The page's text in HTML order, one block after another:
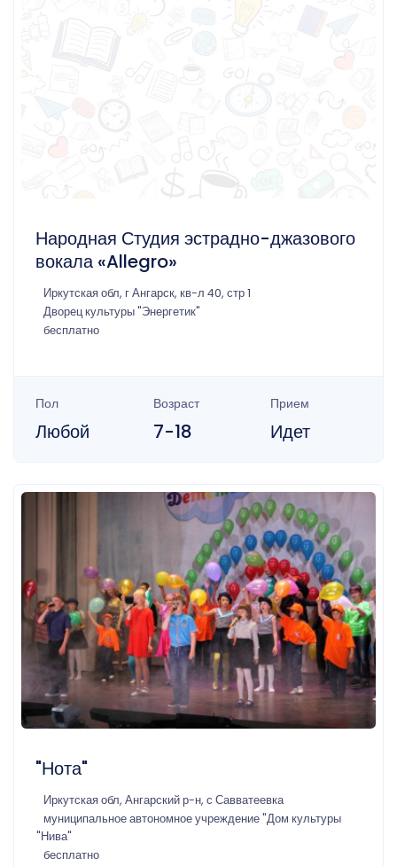
Народная Студия эстрадно-джазового
вокала «Allegro»
Иркутская обл, г Ангарск, кв-л 40, стр 1
Дворец культуры "Энергетик"
бесплатно
Пол
Любой
Возраст
7-18
Прием
Идет
"Нота"
Иркутская обл, Ангарский р-н, с Савватеевка
муниципальное автономное учреждение "Дом культуры
"Нива"
бесплатно